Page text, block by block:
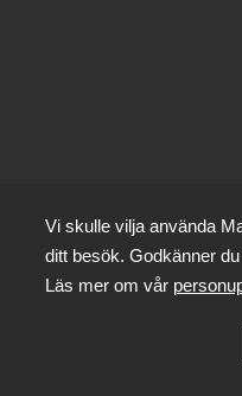
Vi skulle vilja använda
ditt besök. Godkänner
Läs mer om vår